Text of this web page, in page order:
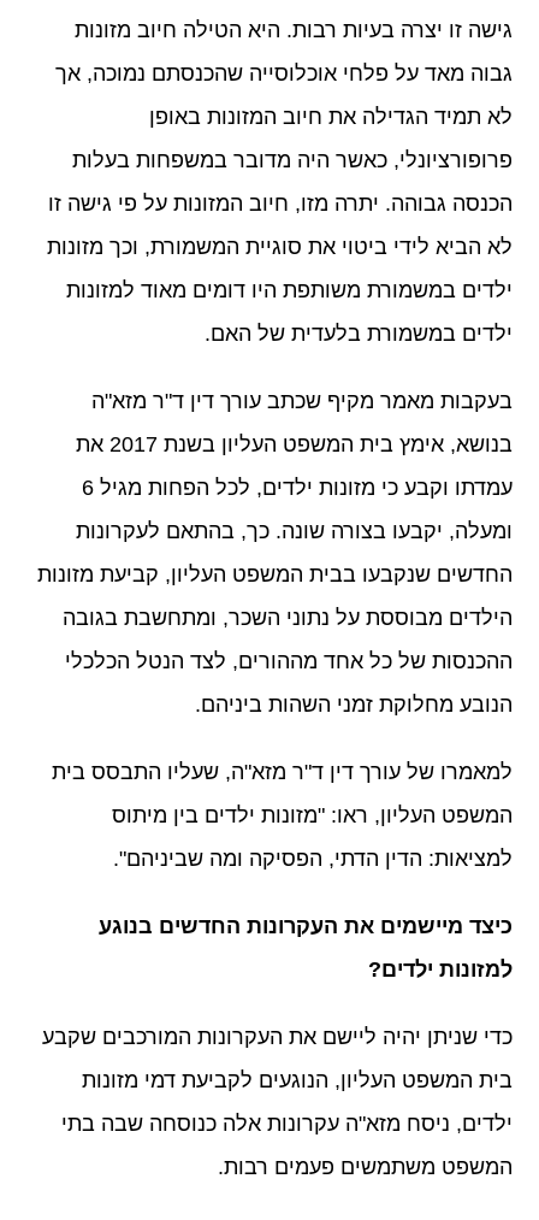
גישה זו יצרה בעיות רבות. היא הטילה חיוב מזונות
גבוה מאד על פלחי אוכלוסייה שהכנסתם נמוכה, אך
לא תמיד הגדילה את חיוב המזונות באופן
פרופורציונלי, כאשר היה מדובר במשפחות בעלות
הכנסה גבוהה. יתרה מזו, חיוב המזונות על פי גישה זו
לא הביא לידי ביטוי את סוגיית המשמורת, וכך מזונות
ילדים במשמורת משותפת היו דומים מאוד למזונות
ילדים במשמורת בלעדית של האם.
בעקבות מאמר מקיף שכתב עורך דין ד"ר מזא"ה
בנושא, אימץ בית המשפט העליון בשנת 2017 את
עמדתו וקבע כי מזונות ילדים, לכל הפחות מגיל 6
ומעלה, יקבעו בצורה שונה. כך, בהתאם לעקרונות
החדשים שנקבעו בבית המשפט העליון, קביעת מזונות
הילדים מבוססת על נתוני השכר, ומתחשבת בגובה
ההכנסות של כל אחד מההורים, לצד הנטל הכלכלי
הנובע מחלוקת זמני השהות ביניהם.
למאמרו של עורך דין ד"ר מזא"ה, שעליו התבסס בית
המשפט העליון, ראו: "מזונות ילדים בין מיתוס
למציאות: הדין הדתי, הפסיקה ומה שביניהם".
כיצד מיישמים את העקרונות החדשים בנוגע
למזונות ילדים?
כדי שניתן יהיה ליישם את העקרונות המורכבים שקבע
בית המשפט העליון, הנוגעים לקביעת דמי מזונות
ילדים, ניסח מזא"ה עקרונות אלה כנוסחה שבה בתי
המשפט משתמשים פעמים רבות.